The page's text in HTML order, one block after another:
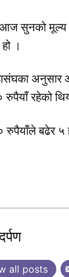
आज सुनको
।
रहेको
बढेर ५
all posts